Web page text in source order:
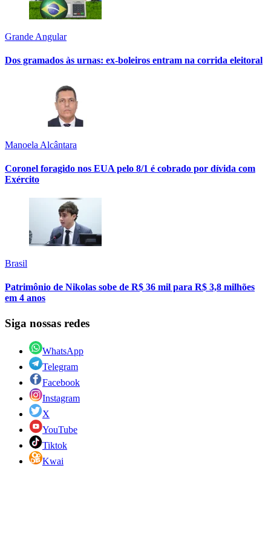
Grande Angular
Dos gramados às urnas: ex-boleiros entram na corrida eleitoral
Manoela Alcântara
Coronel foragido nos EUA pelo 8/1 é cobrado por dívida com
Exército
Brasil
Patrimônio de Nikolas sobe de R$ 36 mil para R$ 3,8 milhões
em 4 anos
Siga nossas redes
WhatsApp
Telegram
Facebook
Instagram
X
YouTube
Tiktok
Kwai